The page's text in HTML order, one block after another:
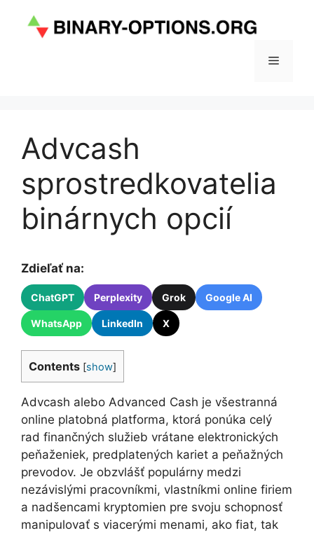
Menu
Advcash
sprostredkovatelia
binárnych opcií
Zdieľať na:
ChatGPT Perplexity Grok Google AI
WhatsApp LinkedIn X
Contents [show]
Advcash alebo Advanced Cash je všestranná
online platobná platforma, ktorá ponúka celý
rad finančných služieb vrátane elektronických
peňaženiek, predplatených kariet a peňažných
prevodov. Je obzvlášť populárny medzi
nezávislými pracovníkmi, vlastníkmi online firiem
a nadšencami kryptomien pre svoju schopnosť
manipulovať s viacerými menami, ako fiat, tak